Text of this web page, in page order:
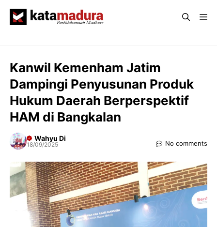
Kanwil Kemenham Jatim
Dampingi Penyusunan Produk
Hukum Daerah Berperspektif
HAM di Bangkalan
Wahyu Di
18/09/2025 No comments